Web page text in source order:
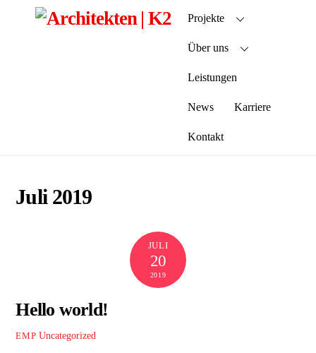
Projekte
Über uns
Leistungen
News Karriere
Kontakt
Juli 2019
JULI
20
2019
Hello world!
EMP Uncategorized